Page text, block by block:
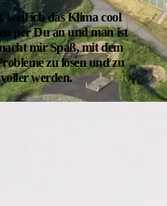
weil ich das Klima cool
per Du an und man ist
mir Spaß, mit dem
zu lösen und zu
werden.